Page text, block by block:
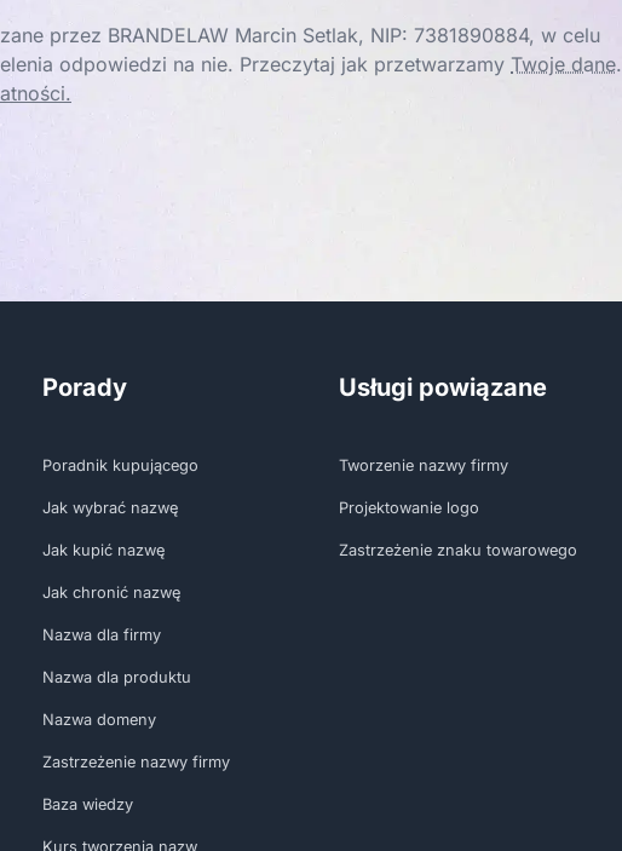
przez BRANDELAW Marcin Setlak, NIP: 7381890884, w celu
odpowiedzi na nie. Przeczytaj jak przetwarzamy Twoje dane.
Porady
Poradnik kupującego
Jak wybrać nazwę
Jak kupić nazwę
Jak chronić nazwę
Nazwa dla firmy
Nazwa dla produktu
Nazwa domeny
Zastrzeżenie nazwy firmy
Baza wiedzy
Kurs tworzenia nazw
Usługi powiązane
Tworzenie nazwy firmy
Projektowanie logo
Zastrzeżenie znaku towarowego